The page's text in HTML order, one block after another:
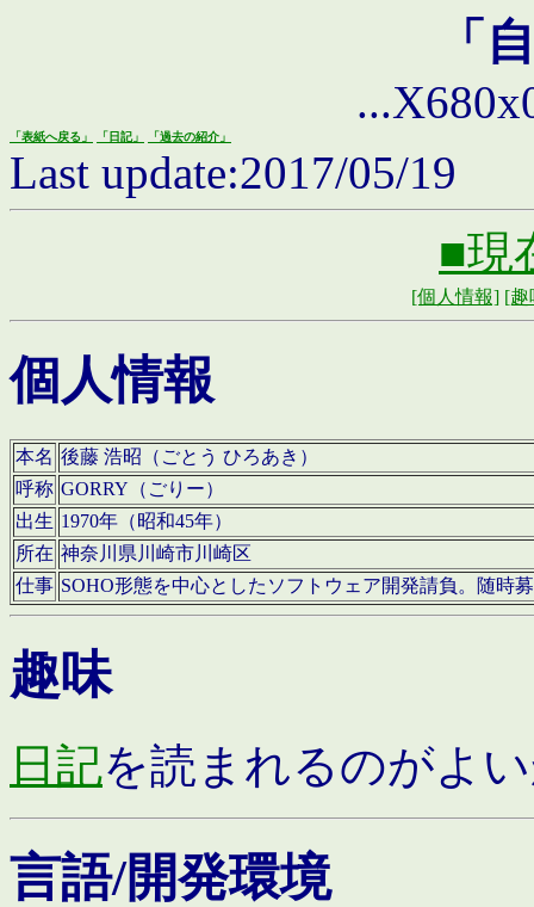
「
「表紙へ戻る」 「日記」 「過去の紹介」
Last update:2017/05/19
■現
[個人情報] [趣
個人情報
本名 後藤 浩昭（ごとう ひろあき）
呼称 GORRY（ごりー）
出生 1970年（昭和45年）
所在 神奈川県川崎市川崎区
仕事 SOHO形態を中心としたソフトウェア開発請負。随時
趣味
日記を読まれるのがよ
言語/開発環境